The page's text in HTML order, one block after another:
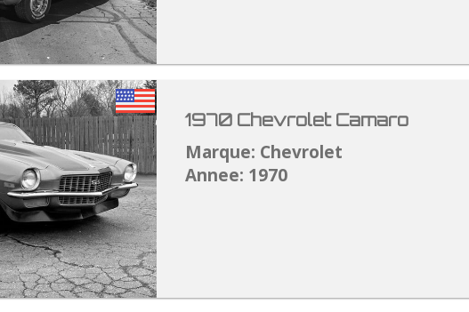
1970 Chevrolet Camaro
Marque: Chevrolet
Annee: 1970